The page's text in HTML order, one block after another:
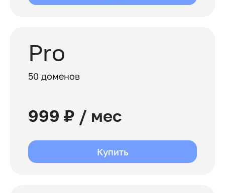
Pro
50 доменов
999 ₽ / мес
Купить